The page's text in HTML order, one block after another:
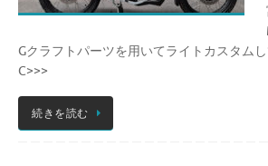
Gクラフトパーツを用いてライトカスタム
C>>>
続きを読む